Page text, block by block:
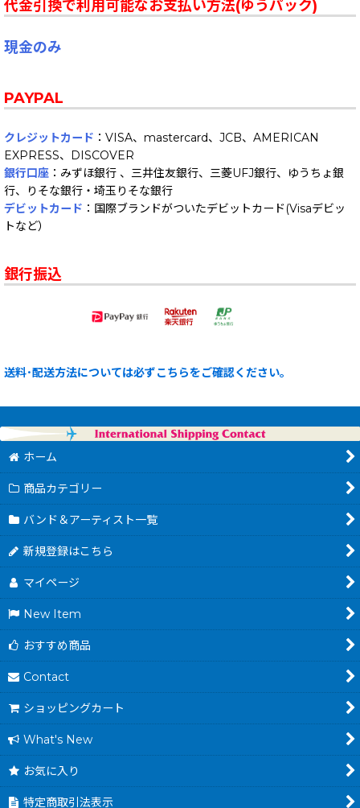
代金引換で利用可能なお支払い方法(ゆうパック)
現金のみ
PAYPAL
クレジットカード ：VISA、mastercard、JCB、AMERICAN
EXPRESS、DISCOVER
銀行口座 ：みずほ銀行 、三井住友銀行、三菱UFJ銀行、ゆうちょ銀
行、りそな銀行・埼玉りそな銀行
デビットカード ：国際ブランドがついたデビットカード(Visaデビッ
トなど）
銀行振込
送料･配送方法については必ずこちらをご確認ください。
ホーム
商品カテゴリー
バンド＆アーティスト一覧
新規登録はこちら
マイページ
New Item
おすすめ商品
Contact
ショッピングカート
What's New
お気に入り
特定商取引法表示